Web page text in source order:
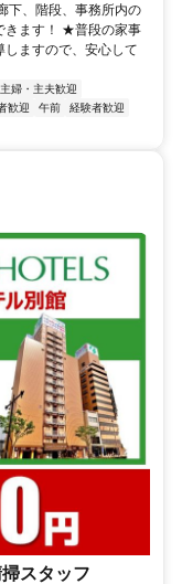
下、階段、事務所内の
きます！ ★普段の家事
ますので、安心して
主婦・主夫歓迎
歓迎 午前
経験者歓迎
スタッフ